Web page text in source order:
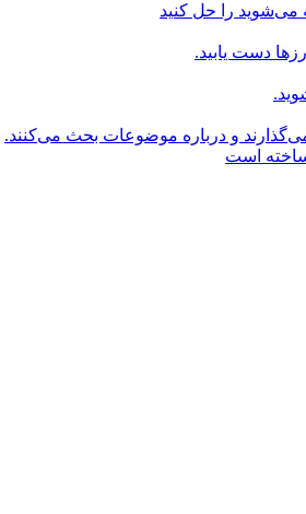
می‌شوید را حل کنید
دست یابید.
می‌گذارند و درباره موضوعات بحث می‌کنند.
است